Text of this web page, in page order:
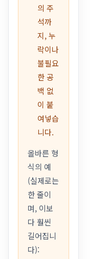
의 주
석까
지, 누
락이나
불필요
한 공
백 없
이 붙
여넣습
니다.
올바른 형
식의 예
(실제로는
한 줄이
며, 이보
다 훨씬
길어집니
다):